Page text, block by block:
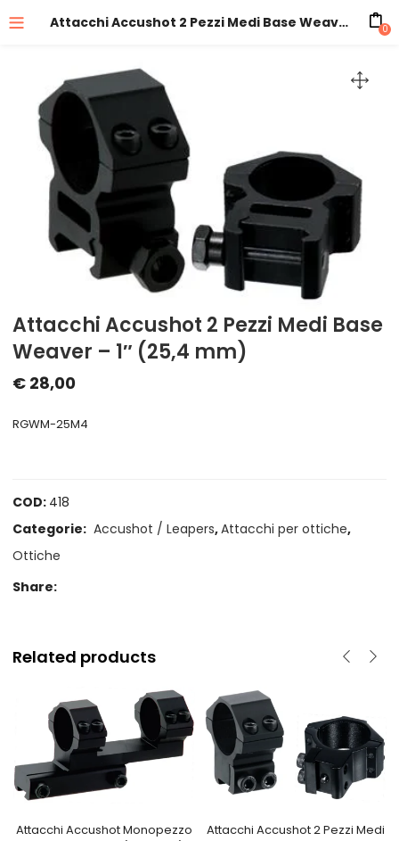
Attacchi Accushot 2 Pezzi Medi Base Weaver – 1″ (25,4 mm) 0
Attacchi Accushot 2 Pezzi Medi Base
Weaver – 1″ (25,4 mm)
€ 28,00
RGWM-25M4
COD: 418
Categorie: Accushot / Leapers,Attacchi per ottiche,
Ottiche
Share:
Related products
Attacchi Accushot Monopezzo
Attacchi Accushot 2 Pezzi Medi